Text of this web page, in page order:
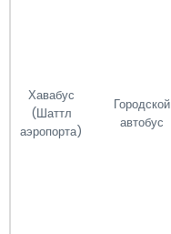
Хавабус
(Шаттл
аэропорта)
Городской
автобус